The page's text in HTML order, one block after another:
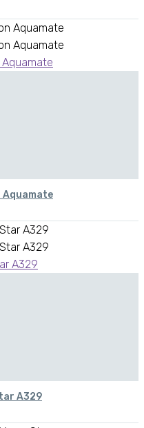
Aquamate
A329
A329